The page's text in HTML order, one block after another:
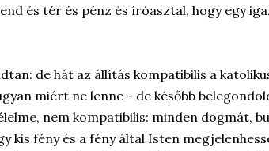
és tér és pénz és íróasztal, hogy egy
de hát az állítás kompatibilis a
miért ne lenne - de később
nem kompatibilis: minden dogmát,
kis fény és a fény által Isten